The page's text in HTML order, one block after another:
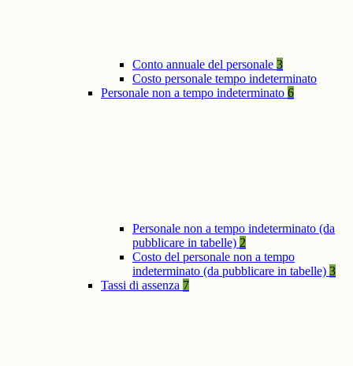
Conto annuale del personale 3
Costo personale tempo indeterminato
Personale non a tempo indeterminato 6
Personale non a tempo indeterminato (da
pubblicare in tabelle) 2
Costo del personale non a tempo
indeterminato (da pubblicare in tabelle) 3
Tassi di assenza 7